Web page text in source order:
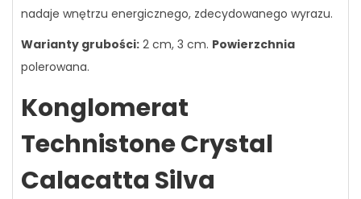
nadaje wnętrzu energicznego, zdecydowanego wyrazu.
Warianty grubości: 2 cm, 3 cm. Powierzchnia
polerowana.
Konglomerat
Technistone Crystal
Calacatta Silva